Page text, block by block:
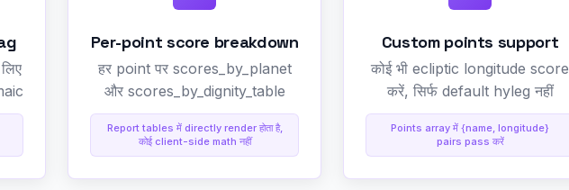
Per-point score breakdown
हर point पर scores_by_planet
और scores_by_dignity_table
Report tables में directly render होता है,
कोई client-side math नहीं
Custom points support
कोई भी ecliptic longitude score
करें, सिर्फ default hyleg नहीं
Points array में {name, longitude}
pairs pass करें